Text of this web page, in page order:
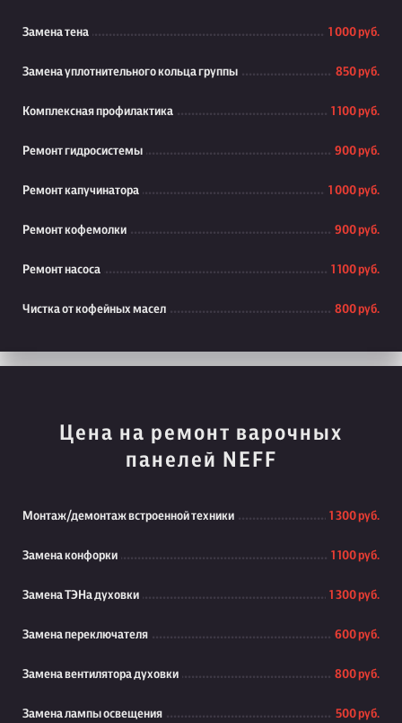
Замена тена 1 000 руб.
Замена уплотнительного кольца группы 850 руб.
Комплексная профилактика 1 100 руб.
Ремонт гидросистемы 900 руб.
Ремонт капучинатора 1 000 руб.
Ремонт кофемолки 900 руб.
Ремонт насоса 1 100 руб.
Чистка от кофейных масел 800 руб.
Цена на ремонт варочных
панелей NEFF
Монтаж/демонтаж встроенной техники 1 300 руб.
Замена конфорки 1 100 руб.
Замена ТЭНа духовки 1 300 руб.
Замена переключателя 600 руб.
Замена вентилятора духовки 800 руб.
Замена лампы освещения 500 руб.